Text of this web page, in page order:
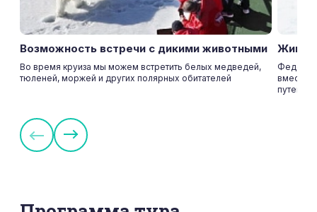
Возможность встречи с дикими животными
Во время круиза мы можем встретить белых медведей,
тюленей, моржей и других полярных обитателей
Живые
Федор
вместе